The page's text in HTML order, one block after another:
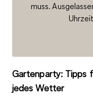
muss.
Gartenparty: Tipps
jedes Wetter